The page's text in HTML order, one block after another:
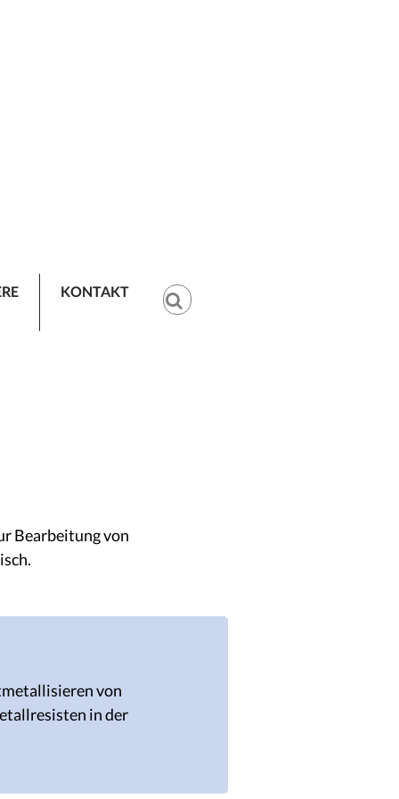
KONTAKT
Bearbeitung von
von
in der